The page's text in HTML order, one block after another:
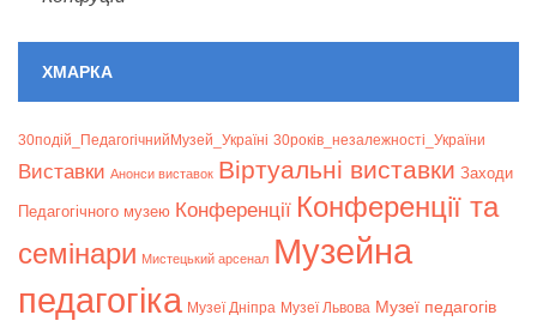
ХМАРКА
30подій_ПедагогічнийМузей_Україні 30років_незалежності_України
Bиставки Анонси виставок Віртуальні виставки Заходи
Педагогічного музею Конференції Конференції та
семінари Мистецький арсенал Музейна
педагогіка Музеї Дніпра Музеї Львова Музеї педагогів